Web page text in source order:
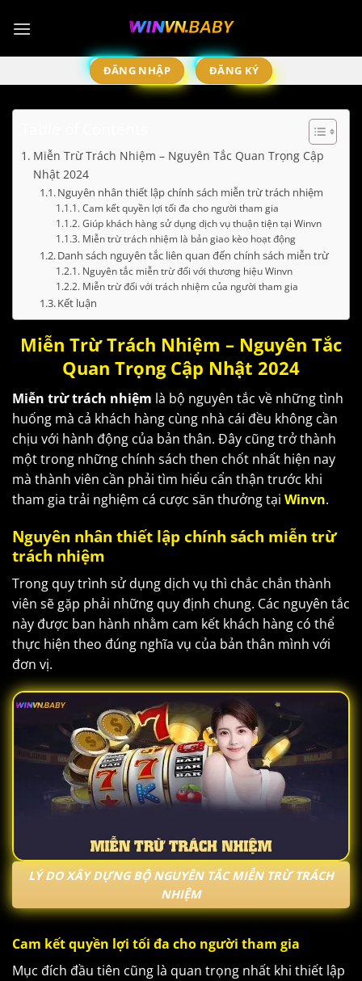
đến
ĐĂNG NHẬP ĐĂNG KÝ
Miễn Trừ Trách Nhiệm – Nguyên Tắc Quan Trọng Cập
Nhật 2024
Nguyên nhân thiết lập chính sách miễn trừ trách nhiệm
Cam kết quyền lợi tối đa cho người tham gia
Giúp khách hàng sử dụng dịch vụ thuận tiện tại Winvn
Miễn trừ trách nhiệm là bản giao kèo hoạt động
Danh sách nguyên tắc liên quan đến chính sách miễn trừ
Nguyên tắc miễn trừ đối với thương hiệu Winvn
Miễn trừ đối với trách nhiệm của người tham gia
Kết luận
Miễn Trừ Trách Nhiệm – Nguyên Tắc
Quan Trọng Cập Nhật 2024
Miễn trừ trách nhiệm là bộ nguyên tắc về những tình
huống mà cả khách hàng cùng nhà cái đều không cần
chịu với hành động của bản thân. Đây cũng trở thành
một trong những chính sách then chốt nhất hiện nay
mà thành viên cần phải tìm hiểu cẩn thận trước khi
tham gia trải nghiệm cá cược săn thưởng tại Winvn.
Nguyên nhân thiết lập chính sách miễn trừ
trách nhiệm
Trong quy trình sử dụng dịch vụ thì chắc chắn thành
viên sẽ gặp phải những quy định chung. Các nguyên tắc
này được ban hành nhằm cam kết khách hàng có thể
thực hiện theo đúng nghĩa vụ của bản thân mình với
đơn vị.
LÝ DO XÂY DỰNG BỘ NGUYÊN TẮC MIỄN TRỪ TRÁCH
NHIỆM
Cam kết quyền lợi tối đa cho người tham gia
Mục đích đầu tiên cũng là quan trọng nhất khi thiết lập